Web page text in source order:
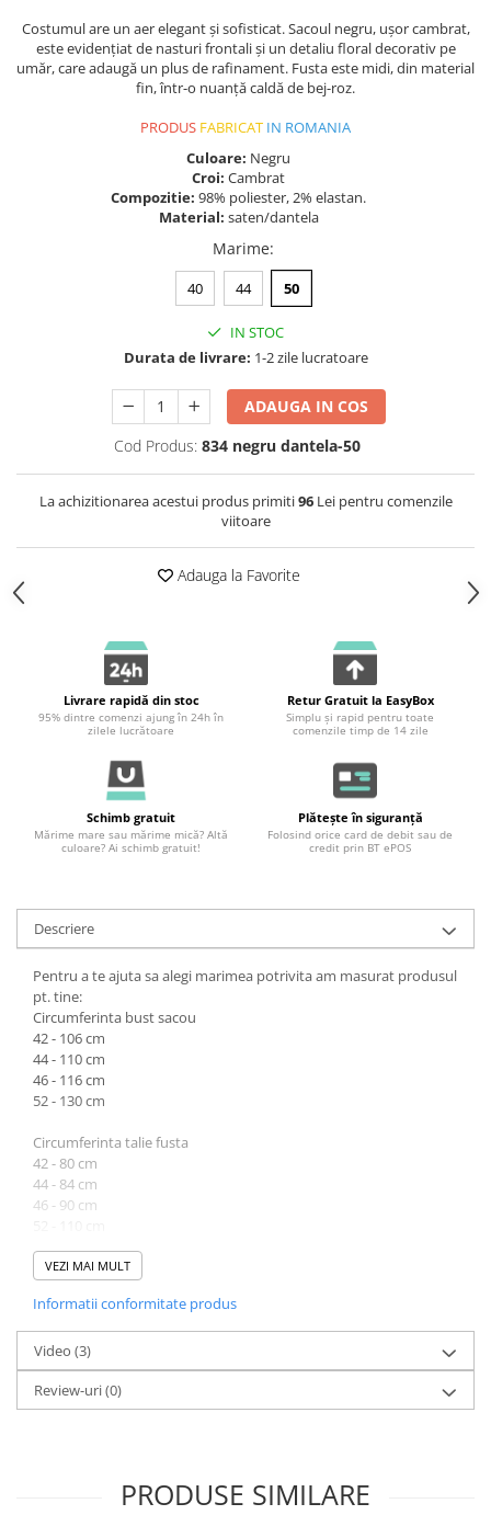
Costumul are un aer elegant și sofisticat. Sacoul negru, ușor cambrat,
este evidențiat de nasturi frontali și un detaliu floral decorativ pe
umăr, care adaugă un plus de rafinament. Fusta este midi, din material
fin, într-o nuanță caldă de bej-roz.
PRODUS FABRICAT IN ROMANIA
Culoare: Negru
Croi: Cambrat
Compozitie: 98% poliester, 2% elastan.
Material: saten/dantela
Marime:
40 44 50
IN STOC
Durata de livrare: 1-2 zile lucratoare
ADAUGA IN COS
Cod Produs: 834 negru dantela-50
La achizitionarea acestui produs primiti96Lei pentru comenzile
viitoare
Adauga la Favorite
Livrare rapidă din stoc
95% dintre comenzi ajung în 24h în
zilele lucrătoare
Retur Gratuit la EasyBox
Simplu și rapid pentru toate
comenzile timp de 14 zile
Schimb gratuit
Mărime mare sau mărime mică? Altă
culoare? Ai schimb gratuit!
Plătește în siguranță
Folosind orice card de debit sau de
credit prin BT ePOS
Descriere
Pentru a te ajuta sa alegi marimea potrivita am masurat produsul
pt. tine:
Circumferinta bust sacou
42 - 106 cm
44 - 110 cm
46 - 116 cm
52 - 130 cm
Circumferinta talie fusta
42 - 80 cm
44 - 84 cm
46 - 90 cm
Lungime sacou intre 52 cm (marimea 42) si 54 cm (marimea 52).
Atentie! Nuanta produsului poate diferi usor, in functie de
dispozitivul de pe care este vizualizat.
VEZI MAI MULT
Informatii conformitate produs
Video (3)
Review-uri(0)
PRODUSE SIMILARE